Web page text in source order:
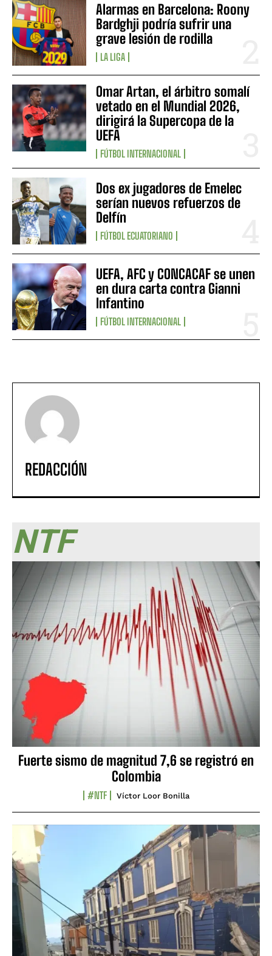
Alarmas en Barcelona: Roony
Bardghji podría sufrir una
grave lesión de rodilla
LA LIGA
Omar Artan, el árbitro somalí
vetado en el Mundial 2026,
dirigirá la Supercopa de la
UEFA
FÚTBOL INTERNACIONAL
Dos ex jugadores de Emelec
serían nuevos refuerzos de
Delfín
FÚTBOL ECUATORIANO
UEFA, AFC y CONCACAF se unen
en dura carta contra Gianni
Infantino
FÚTBOL INTERNACIONAL
REDACCIÓN
NTF
Fuerte sismo de magnitud 7,6 se registró en
Colombia
#NTF Víctor Loor Bonilla